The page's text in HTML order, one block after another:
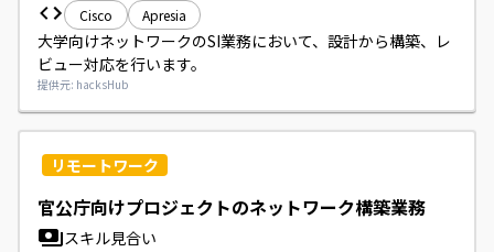
Cisco Apresia
大学向けネットワークのSI業務において、設計から構築、レ
ビュー対応を行います。
提供元: hacksHub
リモートワーク
官公庁向けプロジェクトのネットワーク構築業務
スキル見合い